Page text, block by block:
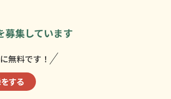
募集しています
無料です！
する